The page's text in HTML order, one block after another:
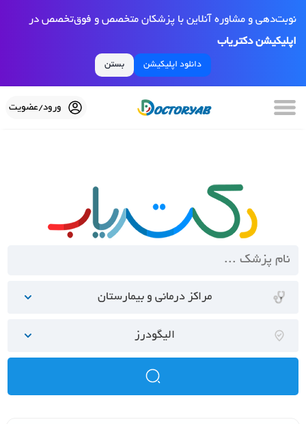
نوبت‌دهی و مشاوره آنلاین با پزشکان متخصص و فوق‌تخصص در
اپلیکیشن دکتریاب
دانلود اپلیکیشن بستن
ورود/عضویت
مراکز درمانی و بیمارستان
الیگودرز